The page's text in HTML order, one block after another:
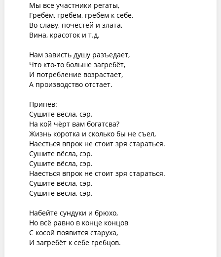
Мы все участники регаты,
Гребём, гребём, гребём к себе.
Во славу, почестей и злата,
Вина, красоток и т.д.
Нам зависть душу разъедает,
Что кто-то больше загребёт,
И потребление возрастает,
А производство отстает.
Припев:
Сушите вёсла, сэр.
На кой чёрт вам богатсва?
Жизнь коротка и сколько бы не съел,
Наесться впрок не стоит зря стараться.
Сушите вёсла, сэр.
Сушите вёсла, сэр.
Наесться впрок не стоит зря стараться.
Сушите вёсла, сэр.
Сушите вёсла, сэр.
Набейте сундуки и брюхо,
Но всё равно в конце концов
С косой появится старуха,
И загребёт к себе гребцов.